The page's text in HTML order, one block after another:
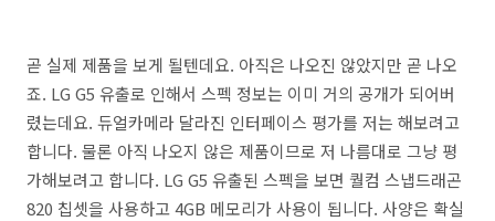
곧 실제 제품을 보게 될텐데요. 아직은 나오진 않았지만 곧 나오
죠. LG G5 유출로 인해서 스펙 정보는 이미 거의 공개가 되어버
렸는데요. 듀얼카메라 달라진 인터페이스 평가를 저는 해보려고
합니다. 물론 아직 나오지 않은 제품이므로 저 나름대로 그냥 평
가해보려고 합니다. LG G5 유출된 스펙을 보면 퀄컴 스냅드래곤
820 칩셋을 사용하고 4GB 메모리가 사용이 됩니다. 사양은 확실